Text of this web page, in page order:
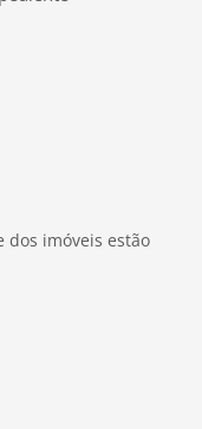
dos imóveis estão